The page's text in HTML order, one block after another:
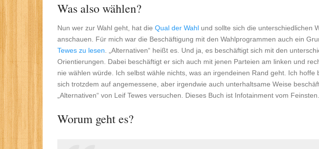
Was also wählen?
Nun wer zur Wahl geht, hat die Qual der Wahl und sollte sich die unterschiedlichen
anschauen. Für mich war die Beschäftigung mit den Wahlprogrammen auch ein
Tewes zu lesen . „Alternativen“ heißt es. Und ja, es beschäftigt sich mit den
Orientierungen. Dabei beschäftigt er sich auch mit jenen Parteien am linken und
nie wählen würde. Ich selbst wähle nichts, was an irgendeinen Rand geht. Ich hoffe
sich trotzdem auf angemessene, aber irgendwie auch unterhaltsame Weise
„Alternativen“ von Leif Tewes versuchen. Dieses Buch ist Infotainment vom Feinsten.
Worum geht es?